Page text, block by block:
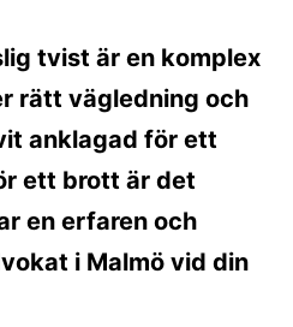
tvist är en komplex
rätt vägledning och
anklagad för ett
ett brott är det
en erfaren och
i Malmö vid din